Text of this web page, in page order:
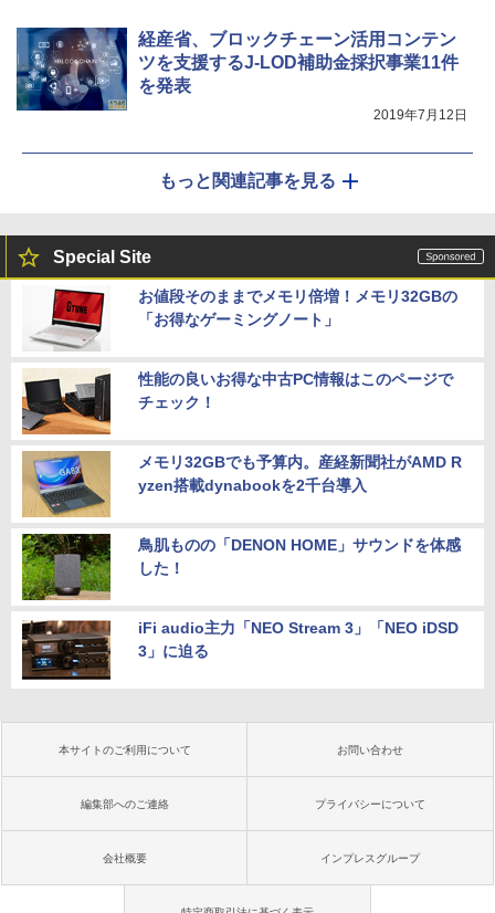
経産省、ブロックチェーン活用コンテン
ツを支援するJ-LOD補助金採択事業11件
を発表
2019年7月12日
もっと関連記事を見る
Special Site
お値段そのままでメモリ倍増！メモリ32GBの
「お得なゲーミングノート」
性能の良いお得な中古PC情報はこのページで
チェック！
メモリ32GBでも予算内。産経新聞社がAMD R
yzen搭載dynabookを2千台導入
鳥肌ものの「DENON HOME」サウンドを体感
した！
iFi audio主力「NEO Stream 3」「NEO iDSD
3」に迫る
本サイトのご利用について お問い合わせ
編集部へのご連絡 プライバシーについて
会社概要 インプレスグループ